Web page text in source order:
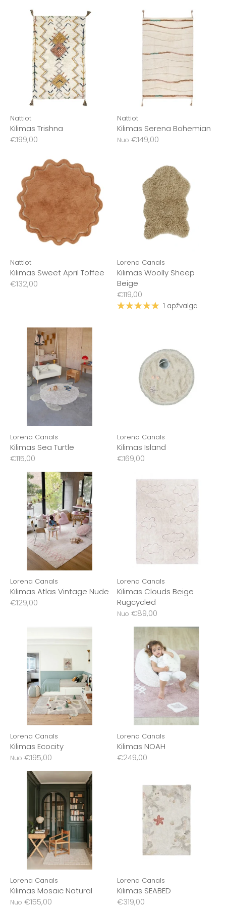
Nattiot
Kilimas Trishna
€199,00
Nattiot
Kilimas Serena Bohemian
Nuo €149,00
Nattiot
Kilimas Sweet April Toffee
€132,00
Lorena Canals
Kilimas Woolly Sheep
Beige
€119,00
1 apžvalga
Lorena Canals
Kilimas Sea Turtle
€115,00
Lorena Canals
Kilimas Island
€169,00
Lorena Canals
Kilimas Atlas Vintage Nude
€129,00
Lorena Canals
Kilimas Clouds Beige
Rugcycled
Nuo €89,00
Lorena Canals
Kilimas Ecocity
Nuo €195,00
Lorena Canals
Kilimas NOAH
€249,00
Lorena Canals
Kilimas Mosaic Natural
Nuo €155,00
Lorena Canals
Kilimas SEABED
€319,00